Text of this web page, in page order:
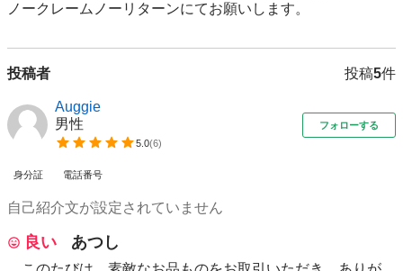
ノークレームノーリターンにてお願いします。
投稿者 投稿5件
Auggie
男性
5.0(6)
フォローする
身分証 電話番号
自己紹介文が設定されていません
良い あつし